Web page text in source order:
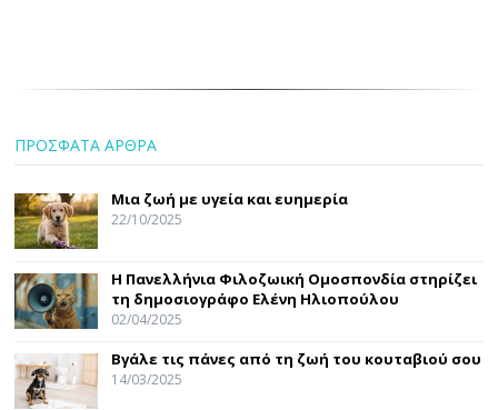
ΠΡΟΣΦΑΤΑ ΑΡΘΡΑ
Μια ζωή με υγεία και ευημερία
22/10/2025
Η Πανελλήνια Φιλοζωική Ομοσπονδία στηρίζει
τη δημοσιογράφο Ελένη Ηλιοπούλου
02/04/2025
Βγάλε τις πάνες από τη ζωή του κουταβιού σου
14/03/2025